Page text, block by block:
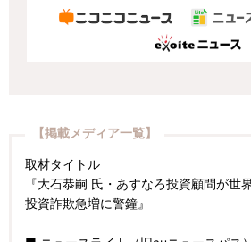
【掲載メディア一覧】
取材タイトル
『大石恭嗣 氏・あすなろ投資顧問が世
投資詐欺急増に警鐘』